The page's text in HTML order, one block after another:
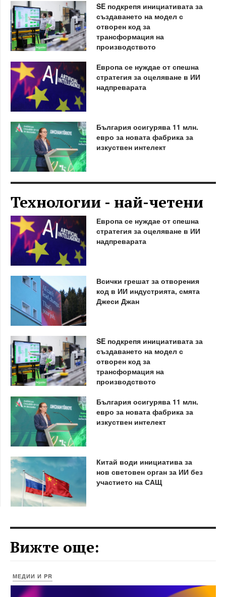
SE подкрепя инициативата за
създаването на модел с
отворен код за
трансформация на
производството
Европа се нуждае от спешна
стратегия за оцеляване в ИИ
надпреварата
България осигурява 11 млн.
евро за новата фабрика за
изкуствен интелект
Технологии - най-четени
Европа се нуждае от спешна
стратегия за оцеляване в ИИ
надпреварата
Всички грешат за отворения
код в ИИ индустрията, смята
Джеси Джан
SE подкрепя инициативата за
създаването на модел с
отворен код за
трансформация на
производството
България осигурява 11 млн.
евро за новата фабрика за
изкуствен интелект
Китай води инициатива за
нов световен орган за ИИ без
участието на САЩ
Вижте още:
МЕДИИ И PR